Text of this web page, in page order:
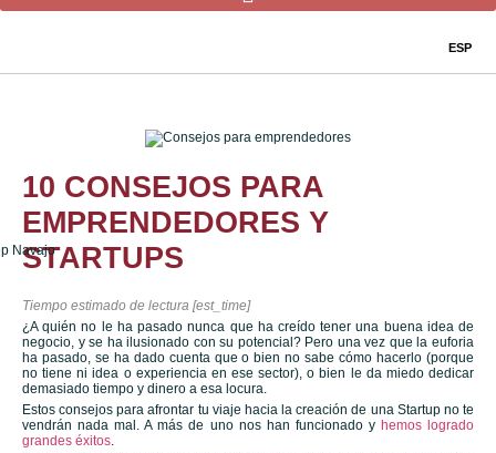
ESP
10 CONSEJOS PARA
EMPRENDEDORES Y
STARTUPS
Tiempo estimado de lectura [est_time]
¿A quién no le ha pasado nunca que ha creído tener una buena idea de
negocio, y se ha ilusionado con su potencial? Pero una vez que la euforia
ha pasado, se ha dado cuenta que o bien no sabe cómo hacerlo (porque
no tiene ni idea o experiencia en ese sector), o bien le da miedo dedicar
demasiado tiempo y dinero a esa locura.
Estos consejos para afrontar tu viaje hacia la creación de una Startup no te
vendrán nada mal. A más de uno nos han funcionado y hemos logrado
grandes éxitos.